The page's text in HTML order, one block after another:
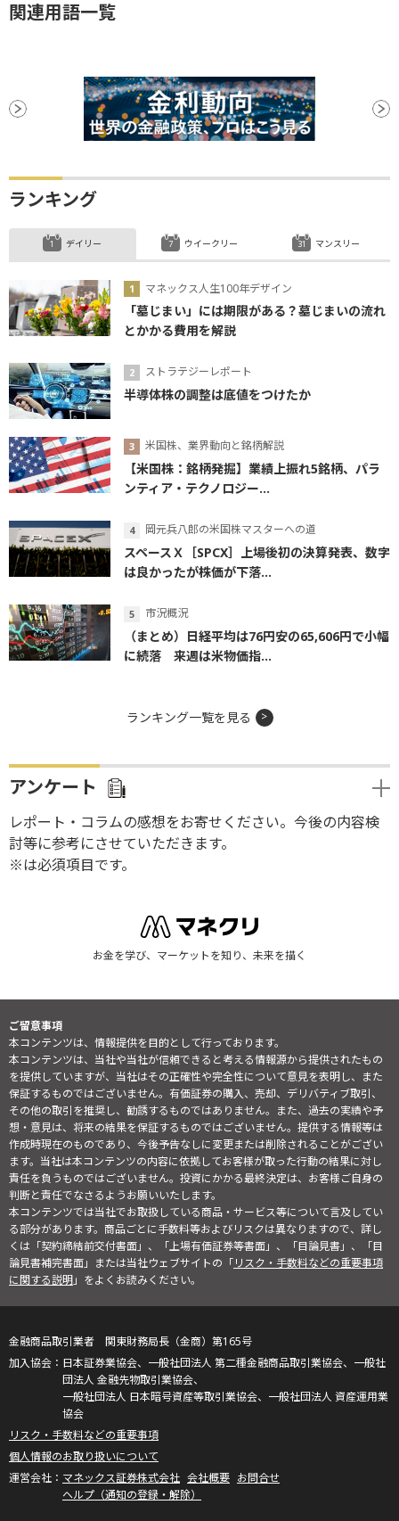
関連用語一覧
ランキング
デイリー
マネックス人生100年デザイン
「墓じまい」には期限がある？墓じまいの流れ
とかかる費用を解説
ストラテジーレポート
半導体株の調整は底値をつけたか
米国株、業界動向と銘柄解説
【米国株：銘柄発掘】業績上振れ5銘柄、パラ
ンティア・テクノロジー...
岡元兵八郎の米国株マスターへの道
スペースＸ［SPCX］上場後初の決算発表、数字
は良かったが株価が下落...
市況概況
（まとめ）日経平均は76円安の65,606円で小幅
に続落 来週は米物価指...
ウイークリー マンスリー
ランキング一覧を見る
アンケート
レポート・コラムの感想をお寄せください。今後の内容検
討等に参考にさせていただきます。
※は必須項目です。
お金を学び、マーケットを知り、未来を描く
ご留意事項
本コンテンツは、情報提供を目的として行っております。
本コンテンツは、当社や当社が信頼できると考える情報源から提供されたもの
を提供していますが、当社はその正確性や完全性について意見を表明し、また
保証するものではございません。有価証券の購入、売却、デリバティブ取引、
その他の取引を推奨し、勧誘するものではありません。また、過去の実績や予
想・意見は、将来の結果を保証するものではございません。提供する情報等は
作成時現在のものであり、今後予告なしに変更または削除されることがござい
ます。当社は本コンテンツの内容に依拠してお客様が取った行動の結果に対し
責任を負うものではございません。投資にかかる最終決定は、お客様ご自身の
判断と責任でなさるようお願いいたします。
本コンテンツでは当社でお取扱している商品・サービス等について言及してい
る部分があります。商品ごとに手数料等およびリスクは異なりますので、詳し
くは「契約締結前交付書面」、「上場有価証券等書面」、「目論見書」、「目
論見書補完書面」または当社ウェブサイトの「リスク・手数料などの重要事項
に関する説明」をよくお読みください。
金融商品取引業者 関東財務局長（金商）第165号
日本証券業協会、一般社団法人 第二種金融商品取引業協会、一般社
団法人 金融先物取引業協会、
一般社団法人 日本暗号資産等取引業協会、一般社団法人 資産運用業
協会
リスク・手数料などの重要事項
個人情報のお取り扱いについて
マネックス証券株式会社 会社概要 お問合せ
ヘルプ（通知の登録・解除）